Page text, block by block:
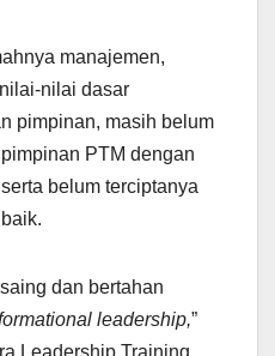
manajemen,
nilai dasar
pimpinan, masih belum
PTM dengan
belum terciptanya
dan bertahan
leadership,”
Leadership Training